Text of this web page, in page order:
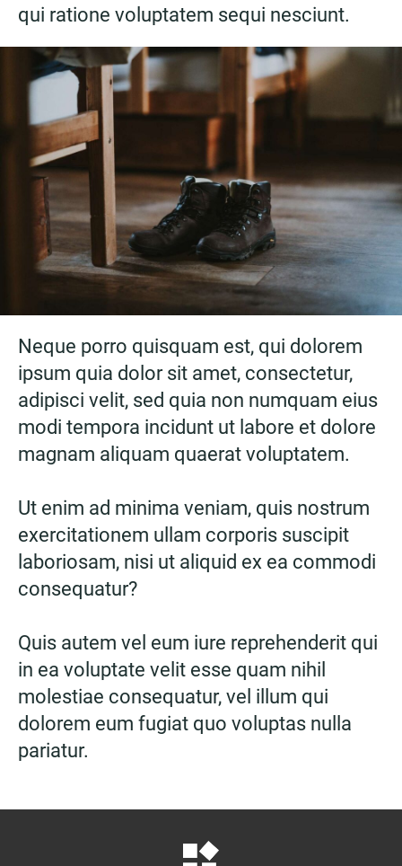
qui ratione voluptatem sequi nesciunt.
Neque porro quisquam est, qui dolorem
ipsum quia dolor sit amet, consectetur,
adipisci velit, sed quia non numquam eius
modi tempora incidunt ut labore et dolore
magnam aliquam quaerat voluptatem.
Ut enim ad minima veniam, quis nostrum
exercitationem ullam corporis suscipit
laboriosam, nisi ut aliquid ex ea commodi
consequatur?
Quis autem vel eum iure reprehenderit qui
in ea voluptate velit esse quam nihil
molestiae consequatur, vel illum qui
dolorem eum fugiat quo voluptas nulla
pariatur.